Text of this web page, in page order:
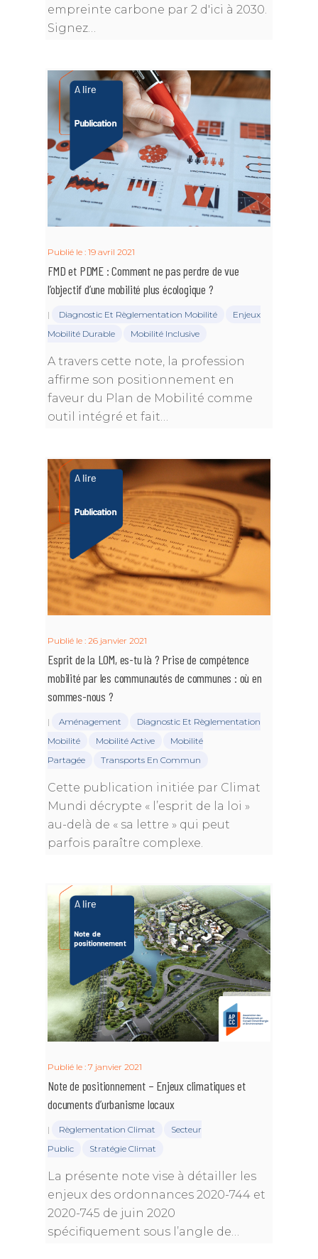
empreinte carbone par 2 d'ici à 2030.
Signez…
Publié le : 19 avril 2021
FMD et PDME : Comment ne pas perdre de vue
l’objectif d’une mobilité plus écologique ?
| Diagnostic Et Règlementation Mobilité
Enjeux
Mobilité Durable
Mobilité Inclusive
A travers cette note, la profession
affirme son positionnement en
faveur du Plan de Mobilité comme
outil intégré et fait…
Publié le : 26 janvier 2021
Esprit de la LOM, es-tu là ? Prise de compétence
mobilité par les communautés de communes : où en
sommes-nous ?
| Aménagement
Diagnostic Et Règlementation
Mobilité
Mobilité Active
Mobilité
Partagée
Transports En Commun
Cette publication initiée par Climat
Mundi décrypte « l’esprit de la loi »
au-delà de « sa lettre » qui peut
parfois paraître complexe.
Publié le : 7 janvier 2021
Note de positionnement – Enjeux climatiques et
documents d’urbanisme locaux
| Règlementation Climat
Secteur
Public
Stratégie Climat
La présente note vise à détailler les
enjeux des ordonnances 2020-744 et
2020-745 de juin 2020
spécifiquement sous l’angle de…
Equipe Permanente
Historique
Rapports d’activité
Mobilité durable
Durable
Rencontres
tribunes
Articles
Annuaire des
Contact